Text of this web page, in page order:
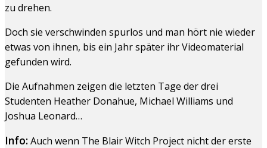
zu drehen.
Doch sie verschwinden spurlos und man hört nie wieder
etwas von ihnen, bis ein Jahr später ihr Videomaterial
gefunden wird.
Die Aufnahmen zeigen die letzten Tage der drei
Studenten Heather Donahue, Michael Williams und
Joshua Leonard…
Info: Auch wenn The Blair Witch Project nicht der erste